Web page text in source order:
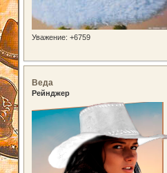
Уважение: +6759
Веда
Рейнджер